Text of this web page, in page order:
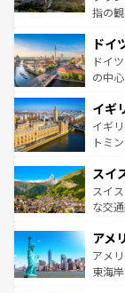
アー
せる
ンテ
指の
で、
聖堂
から
いる
香り
らに
れる
を参
ドイ
ドイ
の中
顔を
ルリ
して
は、お
ドイ
イギ
イギ
トミ
リア
ティ
戦な
ンツ
スイ
スイ
な交
の建
博物
こと
アメ
アメ
東海